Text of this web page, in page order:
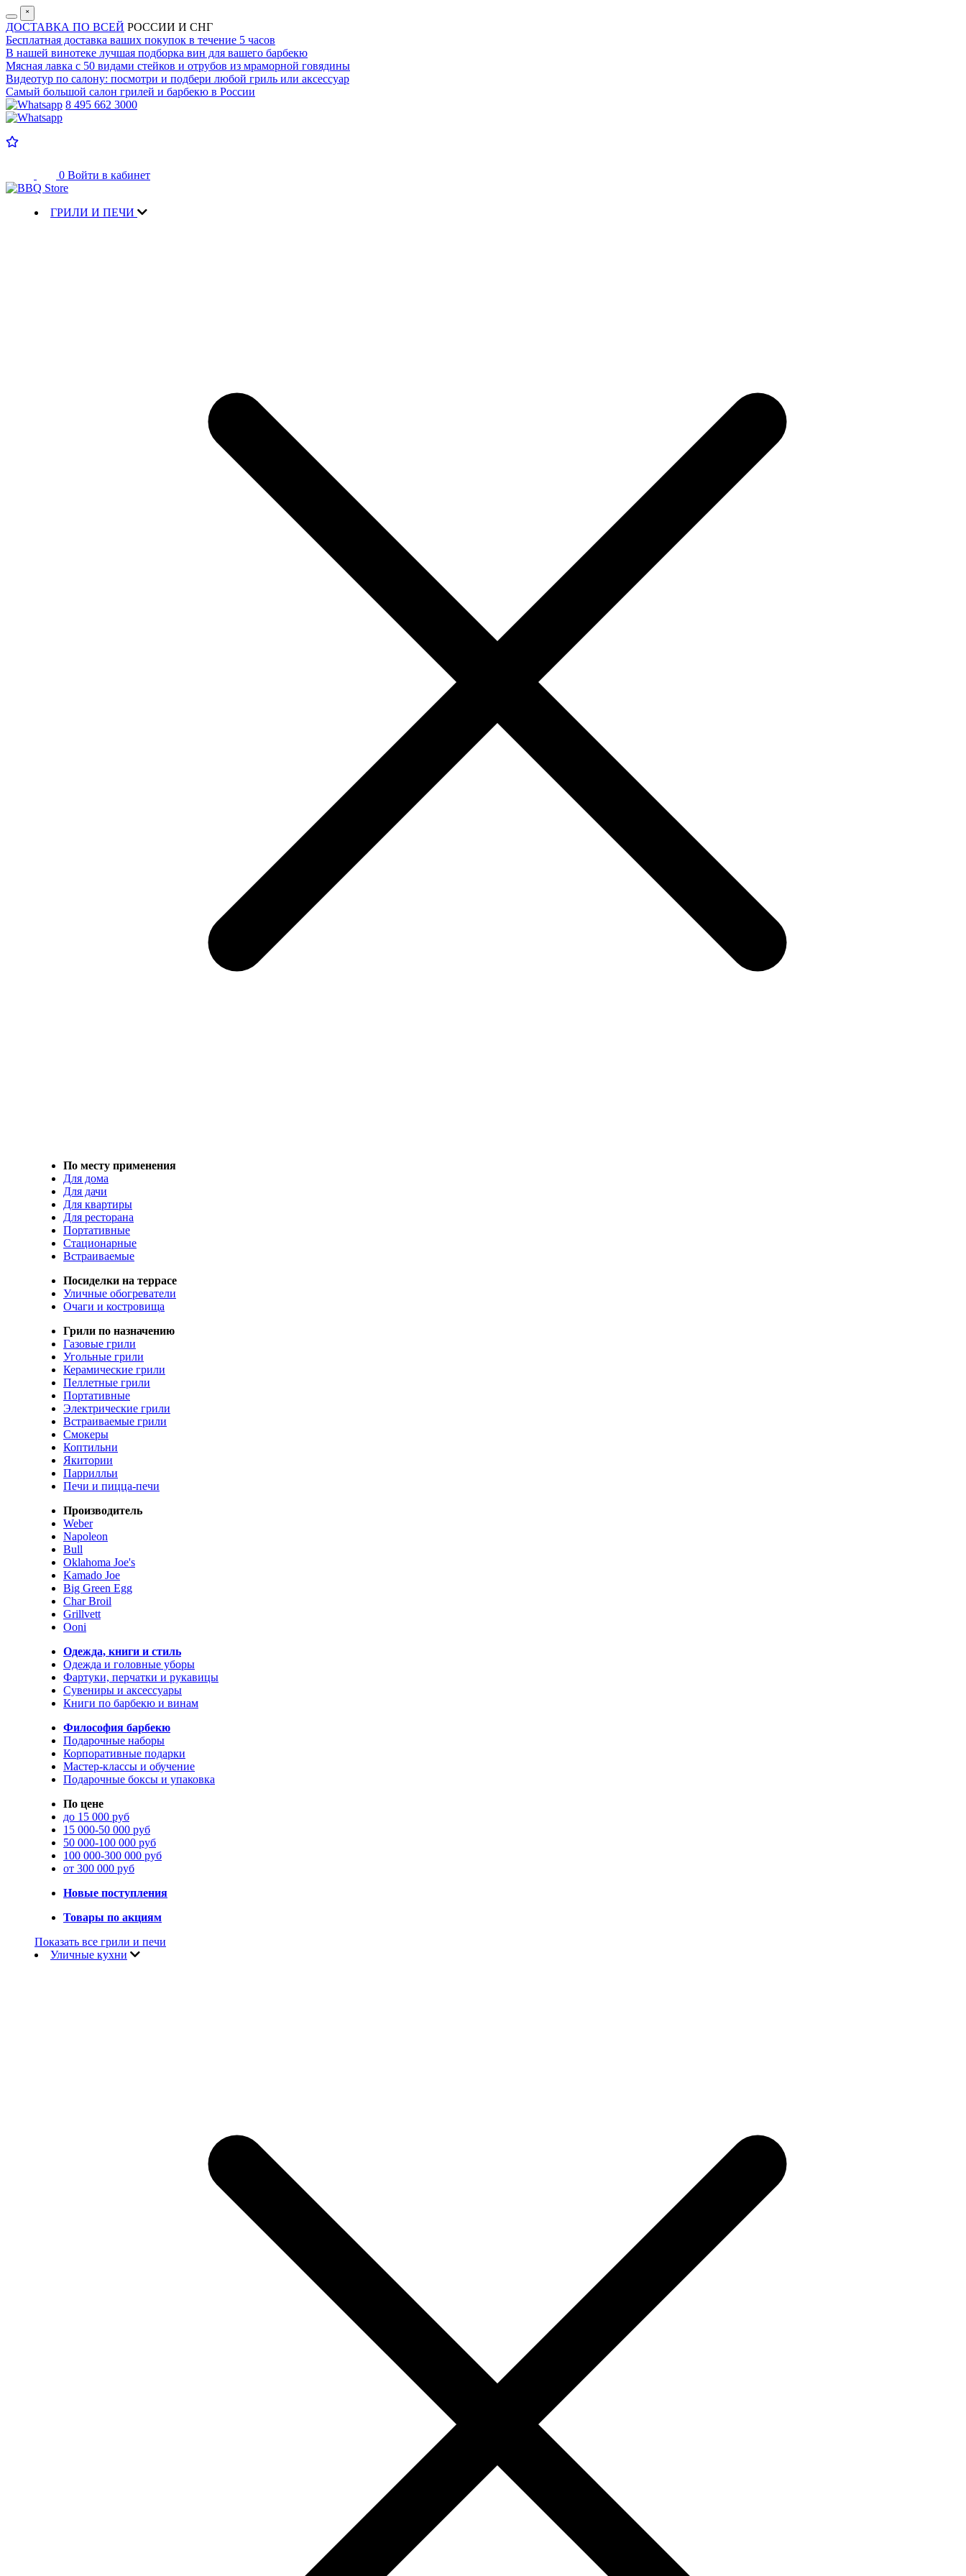
˟
ДОСТАВКА ПО ВСЕЙ РОССИИ И СНГ
Бесплатная доставка ваших покупок в течение 5 часов
В нашей винотеке лучшая подборка вин для вашего барбекю
Мясная лавка с 50 видами стейков и отрубов из мраморной говядины
Видеотур по салону: посмотри и подбери любой гриль или аксессуар
Самый большой салон грилей и барбекю в России
8 495 662 3000
0 Войти в кабинет
ГРИЛИ И ПЕЧИ
По месту применения
Для дома
Для дачи
Для квартиры
Для ресторана
Портативные
Стационарные
Встраиваемые
Посиделки на террасе
Уличные обогреватели
Очаги и костровища
Грили по назначению
Газовые грили
Угольные грили
Керамические грили
Пеллетные грили
Портативные
Электрические грили
Встраиваемые грили
Смокеры
Коптильни
Якитории
Паррилльи
Печи и пицца-печи
Производитель
Weber
Napoleon
Bull
Oklahoma Joe's
Kamado Joe
Big Green Egg
Char Broil
Grillvett
Ooni
Одежда, книги и стиль
Одежда и головные уборы
Фартуки, перчатки и рукавицы
Сувениры и аксессуары
Книги по барбекю и винам
Философия барбекю
Подарочные наборы
Корпоративные подарки
Мастер-классы и обучение
Подарочные боксы и упаковка
По цене
до 15 000 руб
15 000-50 000 руб
50 000-100 000 руб
100 000-300 000 руб
от 300 000 руб
Новые поступления
Товары по акциям
Показать все грили и печи
Уличные кухни